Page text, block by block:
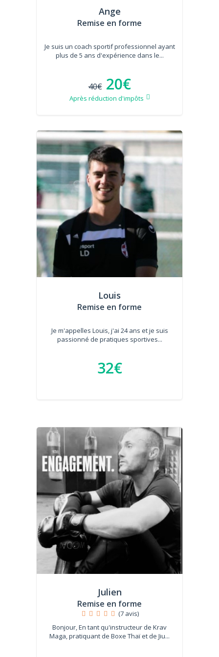
Ange
Remise en forme
Je suis un coach sportif professionnel ayant
plus de 5 ans d'expérience dans le...
40€ 20€
Après réduction d'impôts
Louis
Remise en forme
Je m'appelles Louis, j'ai 24 ans et je suis
passionné de pratiques sportives...
32€
Julien
Remise en forme
(7 avis)
Bonjour, En tant qu'instructeur de Krav
Maga, pratiquant de Boxe Thaï et de Jiu...